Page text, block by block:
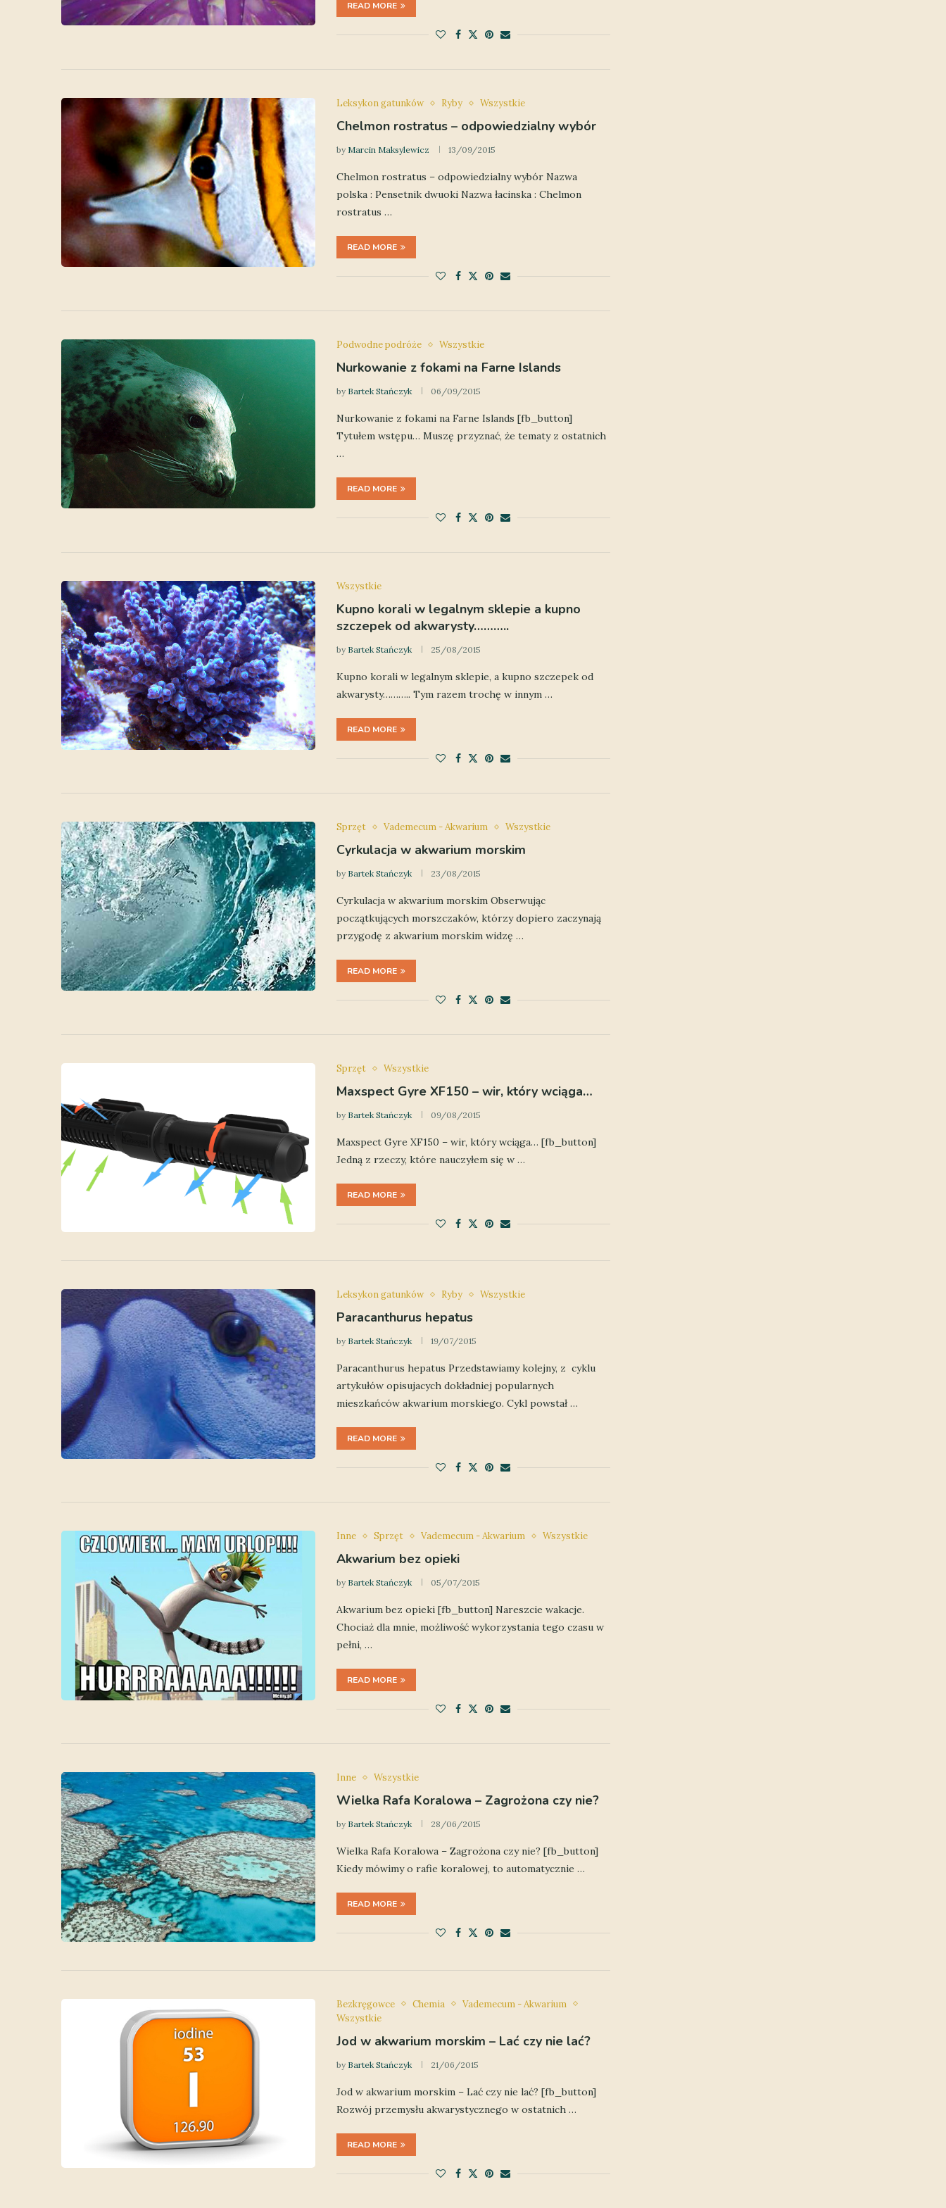
READ MORE
Leksykon gatunków Ryby Wszystkie
Chelmon rostratus – odpowiedzialny wybór
by Marcin Maksylewicz 13/09/2015
Chelmon rostratus – odpowiedzialny wybór Nazwa
polska : Pensetnik dwuoki Nazwa łacinska : Chelmon
rostratus …
READ MORE
Podwodne podróże Wszystkie
Nurkowanie z fokami na Farne Islands
by Bartek Stańczyk 06/09/2015
Nurkowanie z fokami na Farne Islands [fb_button]
Tytułem wstępu… Muszę przyznać, że tematy z ostatnich
…
READ MORE
Wszystkie
Kupno korali w legalnym sklepie a kupno
szczepek od akwarysty………..
by Bartek Stańczyk 25/08/2015
Kupno korali w legalnym sklepie, a kupno szczepek od
akwarysty……….. Tym razem trochę w innym …
READ MORE
Sprzęt Vademecum - Akwarium Wszystkie
Cyrkulacja w akwarium morskim
by Bartek Stańczyk 23/08/2015
Cyrkulacja w akwarium morskim Obserwując
początkujących morszczaków, którzy dopiero zaczynają
przygodę z akwarium morskim widzę …
READ MORE
Sprzęt Wszystkie
Maxspect Gyre XF150 – wir, który wciąga…
by Bartek Stańczyk 09/08/2015
Maxspect Gyre XF150 – wir, który wciąga… [fb_button]
Jedną z rzeczy, które nauczyłem się w …
READ MORE
Leksykon gatunków Ryby Wszystkie
Paracanthurus hepatus
by Bartek Stańczyk 19/07/2015
Paracanthurus hepatus Przedstawiamy kolejny, z cyklu
artykułów opisujacych dokładniej popularnych
mieszkańców akwarium morskiego. Cykl powstał …
READ MORE
Inne Sprzęt Vademecum - Akwarium Wszystkie
Akwarium bez opieki
by Bartek Stańczyk 05/07/2015
Akwarium bez opieki [fb_button] Nareszcie wakacje.
Chociaż dla mnie, możliwość wykorzystania tego czasu w
pełni, …
READ MORE
Inne Wszystkie
Wielka Rafa Koralowa – Zagrożona czy nie?
by Bartek Stańczyk 28/06/2015
Wielka Rafa Koralowa – Zagrożona czy nie? [fb_button]
Kiedy mówimy o rafie koralowej, to automatycznie …
READ MORE
Bezkręgowce Chemia
Vademecum - Akwarium
Wszystkie
Jod w akwarium morskim – Lać czy nie lać?
by Bartek Stańczyk 21/06/2015
Jod w akwarium morskim – Lać czy nie lać? [fb_button]
Rozwój przemysłu akwarystycznego w ostatnich …
READ MORE